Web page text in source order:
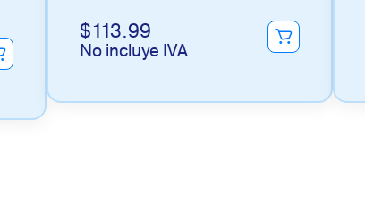
$113.99
No incluye IVA